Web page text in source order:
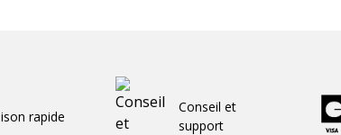
rapide
Conseil et
support